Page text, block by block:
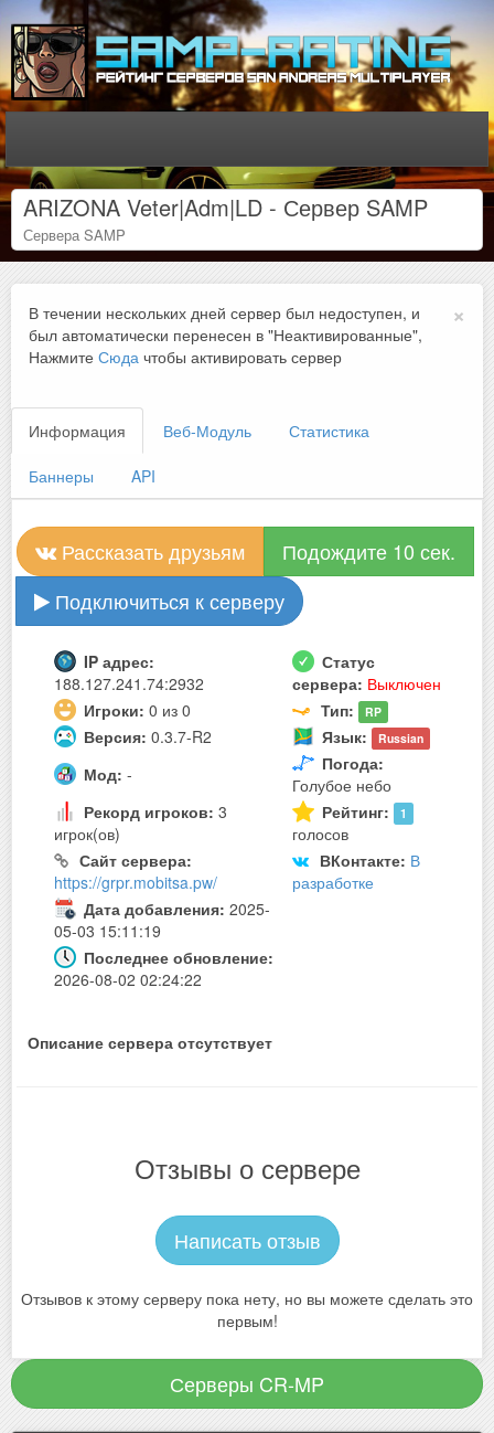
ARIZONA Veter|Adm|LD - Сервер SAMP
Сервера SAMP
×
В течении нескольких дней сервер был недоступен, и
был автоматически перенесен в "Неактивированные",
Нажмите Сюда чтобы активировать сервер
Информация Веб-Модуль Статистика
Баннеры API
Рассказать друзьям
Подождите 10 сек.
Подключиться к серверу
IP адрес:
188.127.241.74:2932
Статус
сервера: Выключен
Игроки: 0 из 0 Тип: RP
Версия: 0.3.7-R2 Язык: Russian
Мод: -
Погода:
Голубое небо
Рекорд игроков: 3
игрок(ов)
Рейтинг: 1
голосов
Сайт сервера:
https://grpr.mobitsa.pw/
ВКонтакте: В
разработке
Дата добавления: 2025-
05-03 15:11:19
Последнее обновление:
2026-08-02 02:24:22
Описание сервера отсутствует
Отзывы о сервере
Написать отзыв
Отзывов к этому серверу пока нету, но вы можете сделать это
первым!
Серверы CR-MP